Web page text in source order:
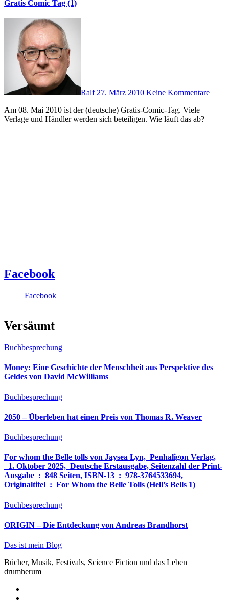
Gratis Comic Tag (1)
Ralf27. März 2010 Keine Kommentare
Am 08. Mai 2010 ist der (deutsche) Gratis-Comic-Tag. Viele
Verlage und Händler werden sich beteiligen. Wie läuft das ab?
Facebook
Facebook
Versäumt
Buchbesprechung
Money: Eine Geschichte der Menschheit aus Perspektive des
Geldes von David McWilliams
Buchbesprechung
2050 – Überleben hat einen Preis von Thomas R. Weaver
Buchbesprechung
For whom the Belle tolls von Jaysea Lyn, ‎ Penhaligon Verlag,
‎ 1. Oktober 2025, ‎ Deutsche Erstausgabe, Seitenzahl der Print-
Ausgabe ‏ : ‎ 848 Seiten, ISBN-13 ‏ : ‎ 978-3764533694,
Originaltitel ‏ : ‎ For Whom the Belle Tolls (Hell’s Bells 1)
Buchbesprechung
ORIGIN – Die Entdeckung von Andreas Brandhorst
Das ist mein Blog
Bücher, Musik, Festivals, Science Fiction und das Leben
drumherum